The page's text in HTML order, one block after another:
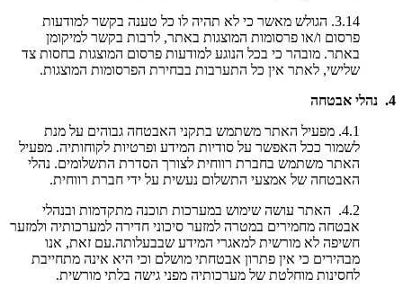
3.14. הגולש מאשר כי לא תהיה לו כל טענה בקשר למודעות
פרסום ו/או פרסומות המוצגות באתר, לרבות בקשר למיקומן
באתר. מובהר כי בכל הנוגע למודעות פרסום המוצגות בחסות צד
שלישי, לאתר אין כל התערבות בבחירת הפרסומות המוצגות.
4. נהלי אבטחה
4.1. מפעיל האתר משתמש בתקני האבטחה גבוהים על מנת
לשמור ככל האפשר על סודיות המידע ופרטיות לקוחותיה. מפעיל
האתר משתמש בחברת רווחית לצורך הסדרת התשלומים. נהלי
האבטחה של אמצעי התשלום נעשית על ידי חברת רווחית.
4.2. האתר עושה שימוש במערכות תוכנה מתקדמות ובנהלי
אבטחה מחמירים במטרה למזער סיכוני חדירה למערכותיה ולמזער
חשיפה לא מורשית למאגרי המידע שבבעלותה.עם זאת, אנו
מבהירים כי אין פתרון אבטחתי מושלם וכי היא אינה מתחייבת
לחסינות מוחלטת של מערכותיה מפני גישה בלתי מורשית.